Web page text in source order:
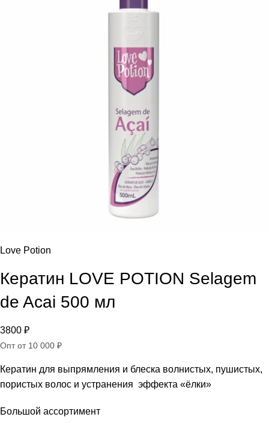
Love Potion
Кератин LOVE POTION Selagem
de Acai 500 мл
3800 ₽
Опт от 10 000 ₽
Кератин для выпрямления и блеска волнистых, пушистых,
пористых волос и устранения эффекта «ёлки»
Большой ассортимент